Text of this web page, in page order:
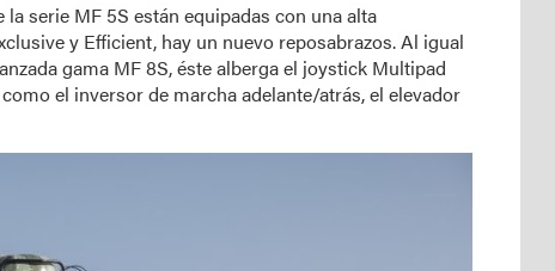
serie MF 5S están equipadas con una alta
y Efficient, hay un nuevo reposabrazos. Al igual
gama MF 8S, éste alberga el joystick Multipad
el inversor de marcha adelante/atrás, el elevador